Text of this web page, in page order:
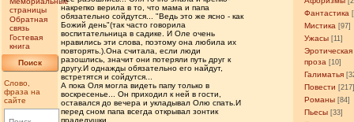
страницы
Обратная
связь
Гостевая
книга
Поиск
Слово,
фраза на
сайте
Фантастика
Мистика [97]
Ужасы [11]
Эротическая
проза [10]
Галиматья
Повести
Романы [84]
Пьесы [33]
накрепко верила в то, что мама и папа
обязательно сойдутся... "Ведь это же ясно - как
Божий день"(так часто говорила
воспитательница в садике. И Оле очень
нравились эти слова, поэтому она любила их
повторять.).Она считала, если люди
разошлись, значит они потеряли путь друг к
другу.И однажды обязательно его найдут,
встретятся и сойдутся...
А пока Оля могла видеть папу только в
воскресенье... Он приходил к ней в гости,
оставался до вечера и укладывал Олю спать.И
перед сном папа всегда открывал зонтик
прадедушки.